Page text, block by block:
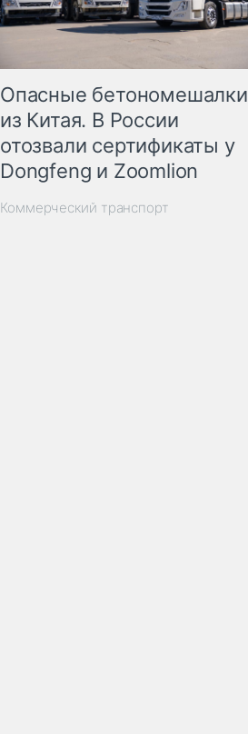
Опасные бетономешалки
из Китая. В России
отозвали сертификаты у
Dongfeng и Zoomlion
Коммерческий транспорт